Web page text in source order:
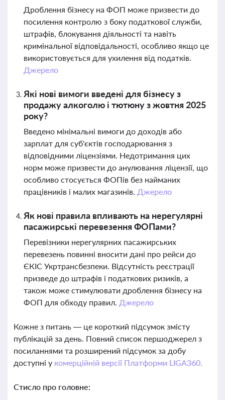
Дроблення бізнесу на ФОП може призвести до
посилення контролю з боку податкової служби,
штрафів, блокування діяльності та навіть
кримінальної відповідальності, особливо якщо це
використовується для ухилення від податків.
Джерело
Які нові вимоги введені для бізнесу з
продажу алкоголю і тютюну з жовтня 2025
року?
Введено мінімальні вимоги до доходів або
зарплат для суб'єктів господарювання з
відповідними ліцензіями. Недотримання цих
норм може призвести до анулювання ліцензії, що
особливо стосується ФОПів без найманих
працівників і малих магазинів. Джерело
Як нові правила впливають на нерегулярні
пасажирські перевезення ФОПами?
Перевізники нерегулярних пасажирських
перевезень повинні вносити дані про рейси до
ЄКІС Укртрансбезпеки. Відсутність реєстрації
призведе до штрафів і податкових ризиків, а
також може стимулювати дроблення бізнесу на
ФОП для обходу правил. Джерело
Кожне з питань — це короткий підсумок змісту
публікацій за день. Повний список першоджерел з
посиланнями та розширений підсумок за добу
доступні у комерційній версії Платформи LIGA360.
Стисло про головне: